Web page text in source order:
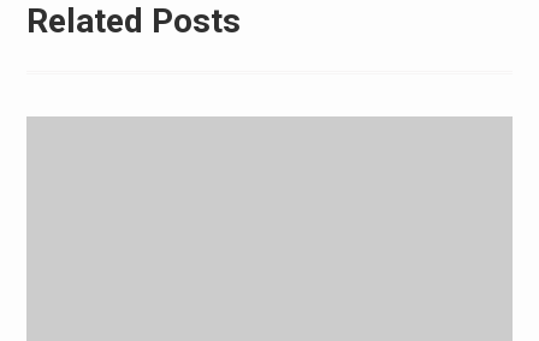
Related Posts